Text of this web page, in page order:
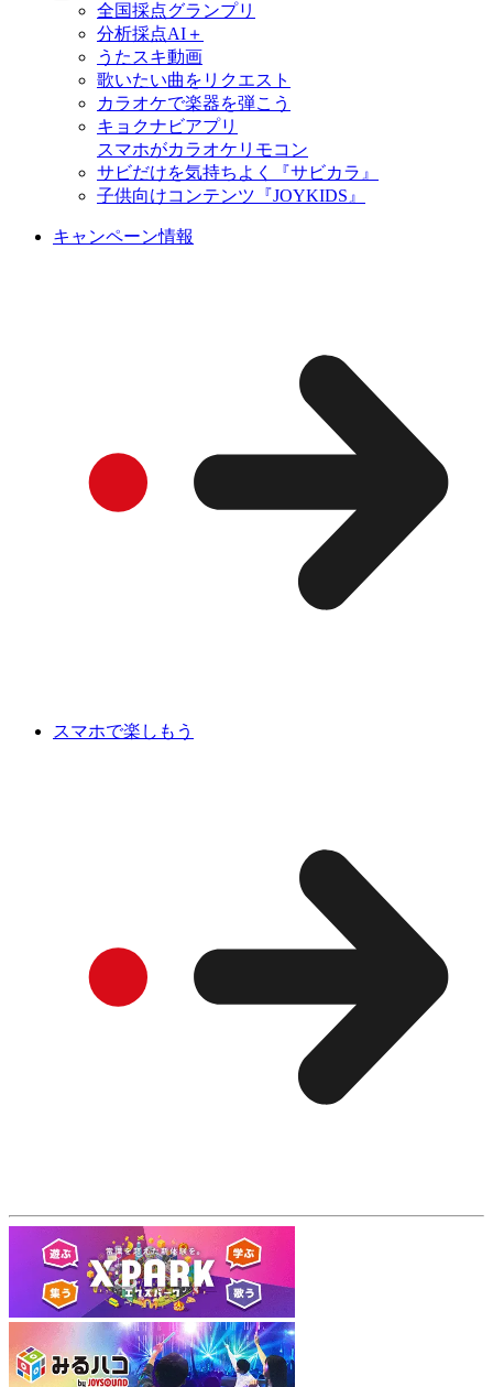
全国採点グランプリ
分析採点AI＋
うたスキ動画
歌いたい曲をリクエスト
カラオケで楽器を弾こう
キョクナビアプリ
スマホがカラオケリモコン
サビだけを気持ちよく『サビカラ』
子供向けコンテンツ『JOYKIDS』
キャンペーン情報
スマホで楽しもう